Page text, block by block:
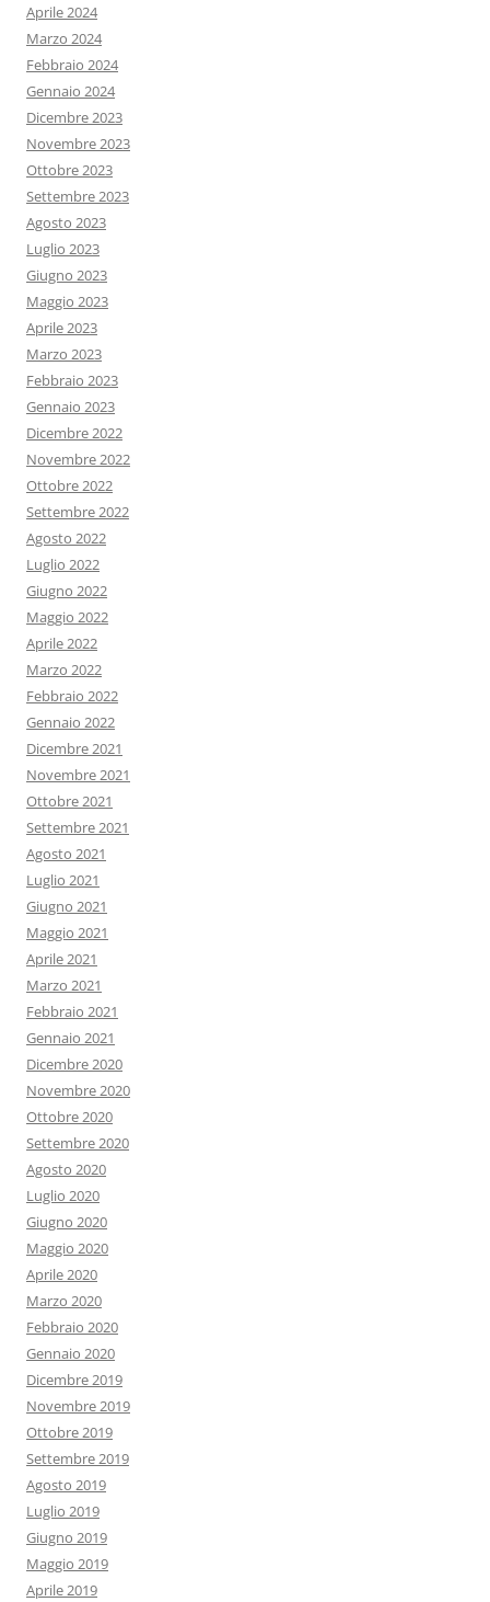
Aprile 2024
Marzo 2024
Febbraio 2024
Gennaio 2024
Dicembre 2023
Novembre 2023
Ottobre 2023
Settembre 2023
Agosto 2023
Luglio 2023
Giugno 2023
Maggio 2023
Aprile 2023
Marzo 2023
Febbraio 2023
Gennaio 2023
Dicembre 2022
Novembre 2022
Ottobre 2022
Settembre 2022
Agosto 2022
Luglio 2022
Giugno 2022
Maggio 2022
Aprile 2022
Marzo 2022
Febbraio 2022
Gennaio 2022
Dicembre 2021
Novembre 2021
Ottobre 2021
Settembre 2021
Agosto 2021
Luglio 2021
Giugno 2021
Maggio 2021
Aprile 2021
Marzo 2021
Febbraio 2021
Gennaio 2021
Dicembre 2020
Novembre 2020
Ottobre 2020
Settembre 2020
Agosto 2020
Luglio 2020
Giugno 2020
Maggio 2020
Aprile 2020
Marzo 2020
Febbraio 2020
Gennaio 2020
Dicembre 2019
Novembre 2019
Ottobre 2019
Settembre 2019
Agosto 2019
Luglio 2019
Giugno 2019
Maggio 2019
Aprile 2019